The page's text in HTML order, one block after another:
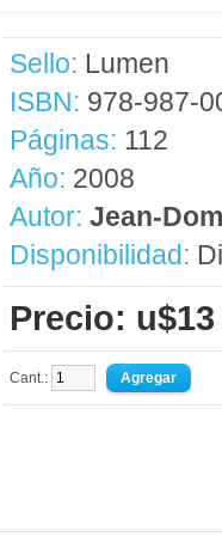
Sello: Lumen
ISBN: 978-987-
Páginas: 112
Año: 2008
Autor: Jean-
Disponibilidad:
Precio: u$13
Cant.: